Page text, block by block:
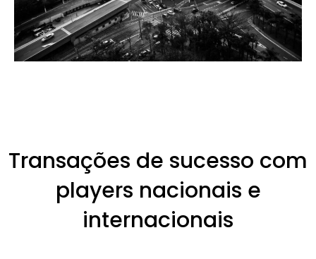
Transações de sucesso com
players nacionais e
internacionais